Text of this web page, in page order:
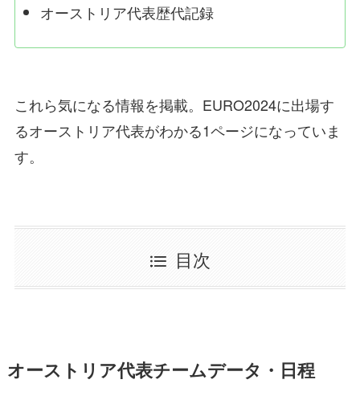
オーストリア代表歴代記録
これら気になる情報を掲載。EURO2024に出場す
るオーストリア代表がわかる1ページになっていま
す。
目次
オーストリア代表チームデータ・日程